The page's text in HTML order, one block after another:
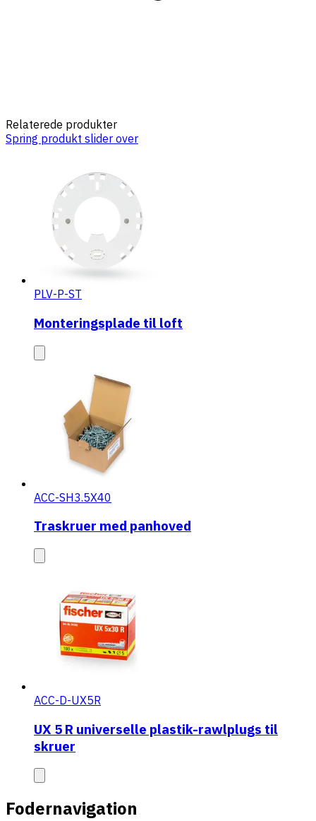
Relaterede produkter
Spring produkt slider over
PLV-P-ST
Monteringsplade til loft
ACC-SH3.5X40
Traskruer med panhoved
ACC-D-UX5R
UX 5 R universelle plastik-rawlplugs til
skruer
Fodernavigation